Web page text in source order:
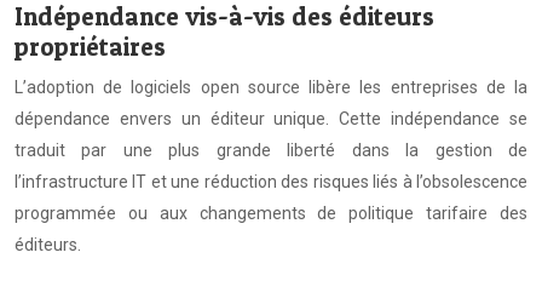
Indépendance vis-à-vis des éditeurs
propriétaires
L’adoption de logiciels open source libère les entreprises de la
dépendance envers un éditeur unique. Cette indépendance se
traduit par une plus grande liberté dans la gestion de
l’infrastructure IT et une réduction des risques liés à l’obsolescence
programmée ou aux changements de politique tarifaire des
éditeurs.